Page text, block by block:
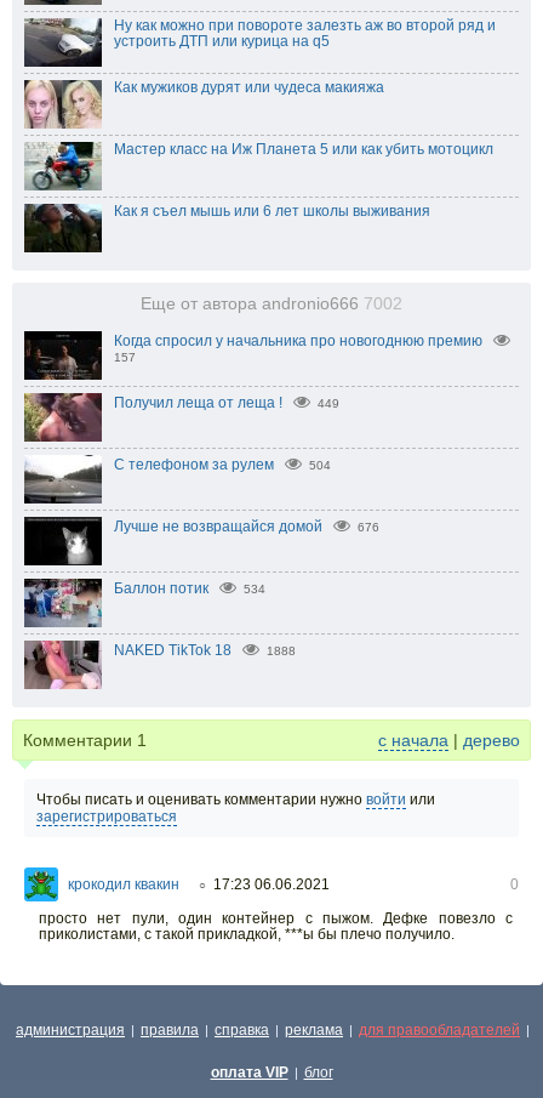
Ну как можно при повороте залезть аж во второй ряд и
устроить ДТП или курица на q5
Как мужиков дурят или чудеса макияжа
Мастер класс на Иж Планета 5 или как убить мотоцикл
Как я съел мышь или 6 лет школы выживания
Еще от автора andronio666 7002
Когда спросил у начальника про новогоднюю премию
157
Получил леща от леща ! 449
С телефоном за рулем 504
Лучше не возвращайся домой 676
Баллон потик 534
NAKED TikTok 18 1888
Комментарии 1 с начала | дерево
Чтобы писать и оценивать комментарии нужно войти или
зарегистрироваться
крокодил квакин ○ 17:23 06.06.2021
0
просто нет пули, один контейнер с пыжом. Дефке повезло с
приколистами, с такой прикладкой, ***ы бы плечо получило.
администрация | правила | справка | реклама | для правообладателей |
оплата VIP | блог